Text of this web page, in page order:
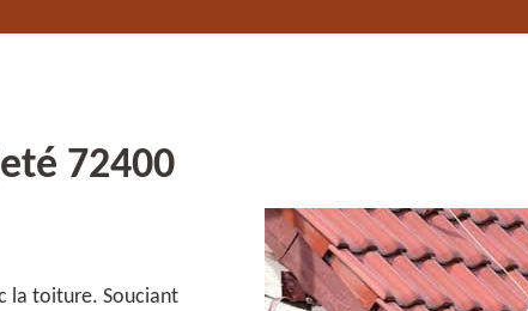
72400
la toiture. Souciant